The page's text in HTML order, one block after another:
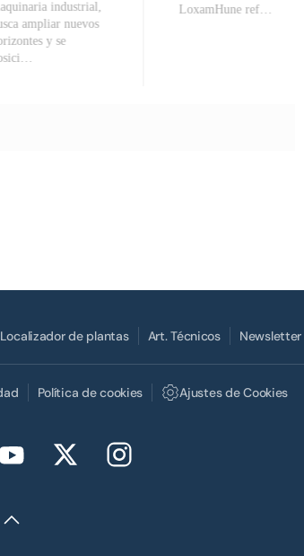
LoxamHune ref…
industrial,
ampliar nuevos
y se
Localizador de plantas Art. Técnicos Newsletter
Política de cookies Ajustes de Cookies